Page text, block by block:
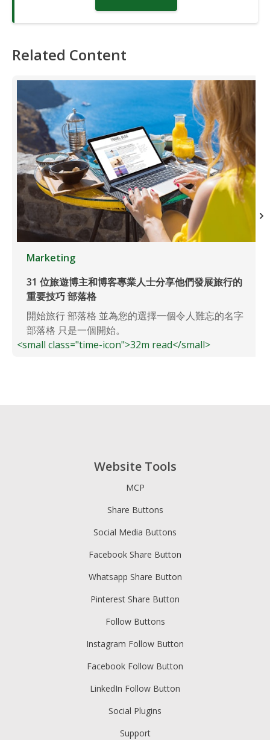
Related Content
Marketing
31 位旅遊博主和博客專業人士分享他們發展旅行的
重要技巧 部落格
開始旅行 部落格 並為您的選擇一個令人難忘的名字
部落格 只是一個開始。
<small class="time-icon">32m read</small>
Website Tools
MCP
Share Buttons
Social Media Buttons
Facebook Share Button
Whatsapp Share Button
Pinterest Share Button
Follow Buttons
Instagram Follow Button
Facebook Follow Button
LinkedIn Follow Button
Social Plugins
Support